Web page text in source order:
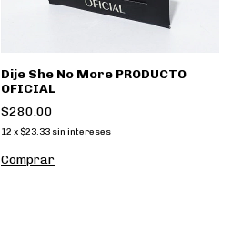
Dije She No More PRODUCTO
OFICIAL
$280.00
12 x $23.33 sin intereses